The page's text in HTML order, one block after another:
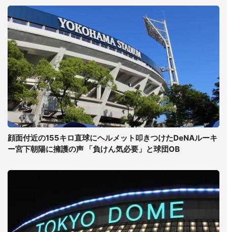
顔面付近の155キロ直球にヘルメット叩きつけたDeNAルーキ
ー宮下朝陽に擁護の声 「負けん気必要」と球団OB